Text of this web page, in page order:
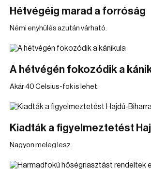
Hétvégéig marad a forróság
Némi enyhülés azután várható.
A hétvégén fokozódik a
Akár 40 Celsius-fok is lehet.
Kiadták a figyelmeztetést
Nagyon meleg lesz.